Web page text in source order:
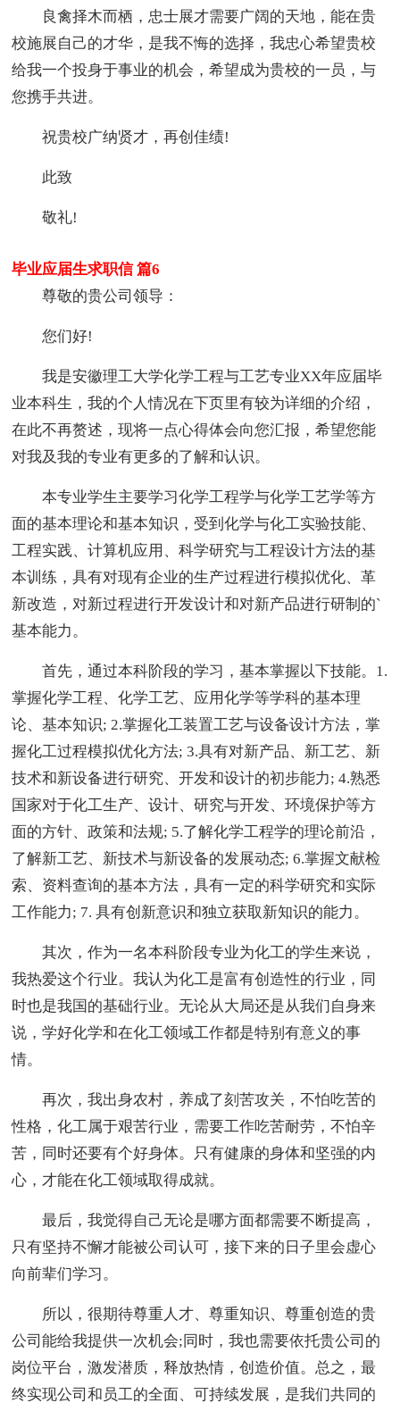
良禽择木而栖，忠士展才需要广阔的天地，能在贵
校施展自己的才华，是我不悔的选择，我忠心希望贵校
给我一个投身于事业的机会，希望成为贵校的一员，与
您携手共进。
祝贵校广纳贤才，再创佳绩!
此致
敬礼!
毕业应届生求职信 篇6
尊敬的贵公司领导：
您们好!
我是安徽理工大学化学工程与工艺专业XX年应届毕
业本科生，我的个人情况在下页里有较为详细的介绍，
在此不再赘述，现将一点心得体会向您汇报，希望您能
对我及我的专业有更多的了解和认识。
本专业学生主要学习化学工程学与化学工艺学等方
面的基本理论和基本知识，受到化学与化工实验技能、
工程实践、计算机应用、科学研究与工程设计方法的基
本训练，具有对现有企业的生产过程进行模拟优化、革
新改造，对新过程进行开发设计和对新产品进行研制的`
基本能力。
首先，通过本科阶段的学习，基本掌握以下技能。1.
掌握化学工程、化学工艺、应用化学等学科的基本理
论、基本知识; 2.掌握化工装置工艺与设备设计方法，掌
握化工过程模拟优化方法; 3.具有对新产品、新工艺、新
技术和新设备进行研究、开发和设计的初步能力; 4.熟悉
国家对于化工生产、设计、研究与开发、环境保护等方
面的方针、政策和法规; 5.了解化学工程学的理论前沿，
了解新工艺、新技术与新设备的发展动态; 6.掌握文献检
索、资料查询的基本方法，具有一定的科学研究和实际
工作能力; 7. 具有创新意识和独立获取新知识的能力。
其次，作为一名本科阶段专业为化工的学生来说，
我热爱这个行业。我认为化工是富有创造性的行业，同
时也是我国的基础行业。无论从大局还是从我们自身来
说，学好化学和在化工领域工作都是特别有意义的事
情。
再次，我出身农村，养成了刻苦攻关，不怕吃苦的
性格，化工属于艰苦行业，需要工作吃苦耐劳，不怕辛
苦，同时还要有个好身体。只有健康的身体和坚强的内
心，才能在化工领域取得成就。
最后，我觉得自己无论是哪方面都需要不断提高，
只有坚持不懈才能被公司认可，接下来的日子里会虚心
向前辈们学习。
所以，很期待尊重人才、尊重知识、尊重创造的贵
公司能给我提供一次机会;同时，我也需要依托贵公司的
岗位平台，激发潜质，释放热情，创造价值。总之，最
终实现公司和员工的全面、可持续发展，是我们共同的